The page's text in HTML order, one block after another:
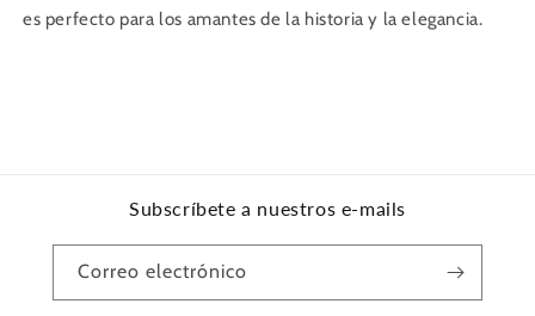
es perfecto para los amantes de la historia y la elegancia.
Subscríbete a nuestros e-mails
Correo electrónico